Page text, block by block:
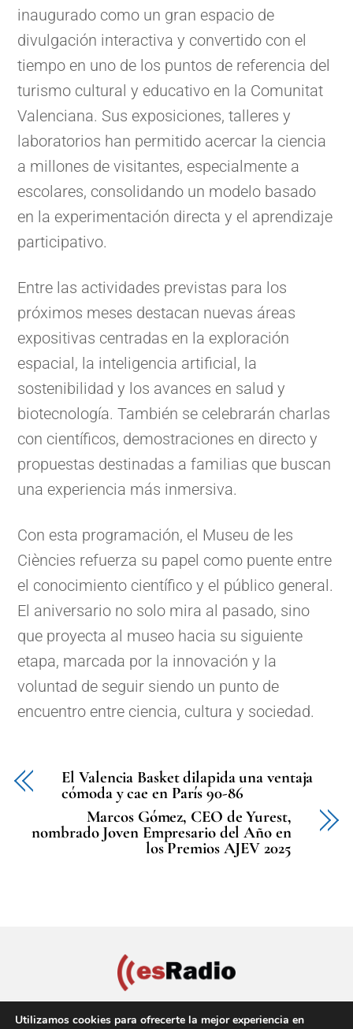
inaugurado como un gran espacio de
divulgación interactiva y convertido con el
tiempo en uno de los puntos de referencia del
turismo cultural y educativo en la Comunitat
Valenciana. Sus exposiciones, talleres y
laboratorios han permitido acercar la ciencia
a millones de visitantes, especialmente a
escolares, consolidando un modelo basado
en la experimentación directa y el aprendizaje
participativo.
Entre las actividades previstas para los
próximos meses destacan nuevas áreas
expositivas centradas en la exploración
espacial, la inteligencia artificial, la
sostenibilidad y los avances en salud y
biotecnología. También se celebrarán charlas
con científicos, demostraciones en directo y
propuestas destinadas a familias que buscan
una experiencia más inmersiva.
Con esta programación, el Museu de les
Ciències refuerza su papel como puente entre
el conocimiento científico y el público general.
El aniversario no solo mira al pasado, sino
que proyecta al museo hacia su siguiente
etapa, marcada por la innovación y la
voluntad de seguir siendo un punto de
encuentro entre ciencia, cultura y sociedad.
El Valencia Basket dilapida una ventaja
cómoda y cae en París 90-86
Marcos Gómez, CEO de Yurest,
nombrado Joven Empresario del Año en
los Premios AJEV 2025
Utilizamos cookies para ofrecerte la mejor experiencia en